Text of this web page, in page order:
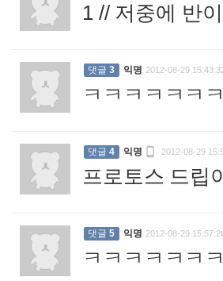
1 // 저중에 반
댓글 3 익명 2012-08-29
ㅋㅋㅋㅋㅋㅋ
댓글 4 익명  2012-08-29
프로토스 드립
댓글 5 익명 2012-08-29
ㅋㅋㅋㅋㅋㅋ